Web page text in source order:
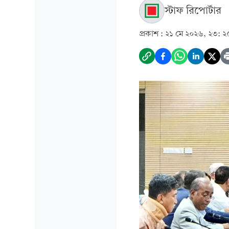
স্টাফ রিপোর্টার
প্রকাশ : ২১ মে ২০২৬, ২৩: